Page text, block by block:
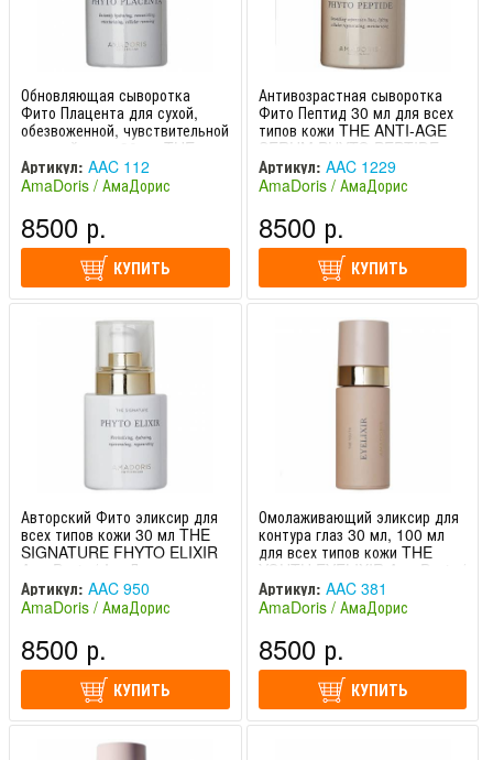
Обновляющая сыворотка
Фито Плацента для сухой,
обезвоженной, чувствительной
и зрелой кожи 30 мл THE
SERUM PHYTO PLACENTA
AmaDoris / АмаДорис
Артикул: AAC 112
AmaDoris / АмаДорис
8500 р.
КУПИТЬ
Антивозрастная сыворотка
Фито Пептид 30 мл для всех
типов кожи THE ANTI-AGE
SERUM PHYTO PEPTIDE
AmaDoris / АмаДорис
Артикул: AAC 1229
AmaDoris / АмаДорис
8500 р.
КУПИТЬ
Авторский Фито эликсир для
всех типов кожи 30 мл THE
SIGNATURE FHYTO ELIXIR
AmaDoris / АмаДорис
Артикул: AAC 950
AmaDoris / АмаДорис
8500 р.
КУПИТЬ
Омолаживающий эликсир для
контура глаз 30 мл, 100 мл
для всех типов кожи THE
YOUTH EYELIXIR AmaDoris /
АмаДорис
Артикул: AAC 381
AmaDoris / АмаДорис
8500 р.
КУПИТЬ